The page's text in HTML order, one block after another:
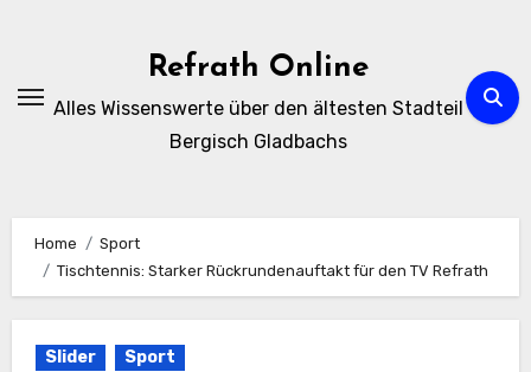
Refrath Online
Alles Wissenswerte über den ältesten Stadteil
Bergisch Gladbachs
Home
Sport
Tischtennis: Starker Rückrundenauftakt für den TV Refrath
Slider Sport